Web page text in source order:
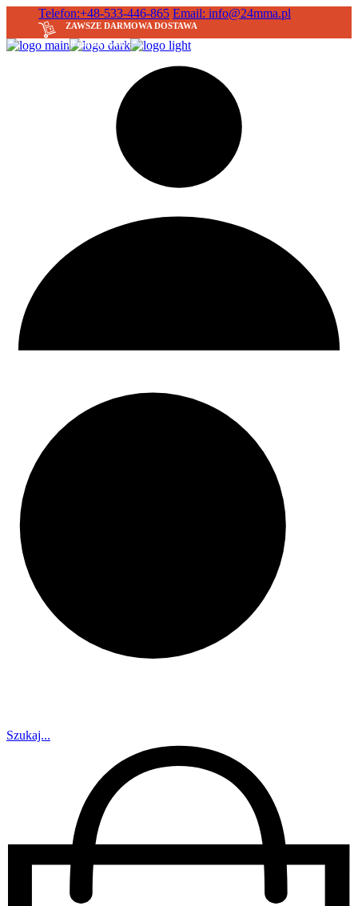
the
content
Telefon:+48-533-446-865 Email: info@24mma.pl
ZAWSZE DARMOWA DOSTAWA
30 dni na zwrot
Szukaj...